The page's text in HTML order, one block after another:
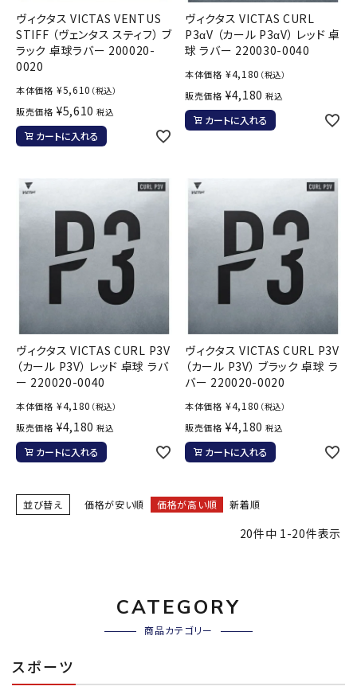
ヴィクタス VICTAS VENTUS
STIFF （ヴェンタス スティフ） ブ
ラック 卓球ラバー 200020-
0020
本体価格 ¥5,610 （税込）
販売価格 ¥5,610 税込
カートに入れる
ヴィクタス VICTAS CURL
P3αV （カール P3αV） レッド 卓
球 ラバー 220030-0040
本体価格 ¥4,180 （税込）
販売価格 ¥4,180 税込
カートに入れる
ヴィクタス VICTAS CURL P3V
（カール P3V） レッド 卓球 ラバ
ー 220020-0040
本体価格 ¥4,180 （税込）
販売価格 ¥4,180 税込
カートに入れる
ヴィクタス VICTAS CURL P3V
（カール P3V） ブラック 卓球 ラ
バー 220020-0020
本体価格 ¥4,180 （税込）
販売価格 ¥4,180 税込
カートに入れる
並び替え 価格が安い順 価格が高い順 新着順
20件中 1-20件表示
CATEGORY
商品カテゴリー
スポーツ